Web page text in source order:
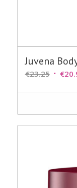
Juvena
€23.25 €